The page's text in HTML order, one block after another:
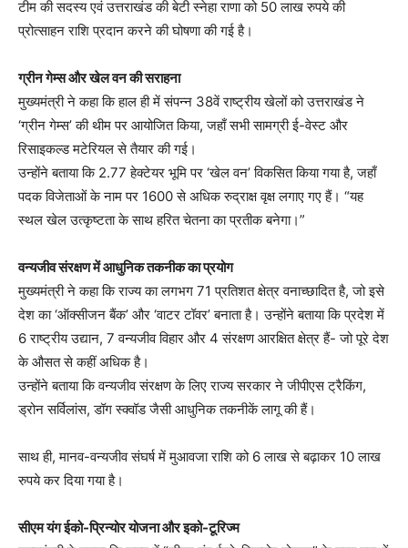
टीम की सदस्य एवं उत्तराखंड की बेटी स्नेहा राणा को 50 लाख रुपये की
प्रोत्साहन राशि प्रदान करने की घोषणा की गई है।
ग्रीन गेम्स और खेल वन की सराहना
मुख्यमंत्री ने कहा कि हाल ही में संपन्न 38वें राष्ट्रीय खेलों को उत्तराखंड ने
‘ग्रीन गेम्स’ की थीम पर आयोजित किया, जहाँ सभी सामग्री ई-वेस्ट और
रिसाइकल्ड मटेरियल से तैयार की गई।
उन्होंने बताया कि 2.77 हेक्टेयर भूमि पर ‘खेल वन’ विकसित किया गया है, जहाँ
पदक विजेताओं के नाम पर 1600 से अधिक रुद्राक्ष वृक्ष लगाए गए हैं। “यह
स्थल खेल उत्कृष्टता के साथ हरित चेतना का प्रतीक बनेगा।”
वन्यजीव संरक्षण में आधुनिक तकनीक का प्रयोग
मुख्यमंत्री ने कहा कि राज्य का लगभग 71 प्रतिशत क्षेत्र वनाच्छादित है, जो इसे
देश का ‘ऑक्सीजन बैंक’ और ‘वाटर टॉवर’ बनाता है। उन्होंने बताया कि प्रदेश में
6 राष्ट्रीय उद्यान, 7 वन्यजीव विहार और 4 संरक्षण आरक्षित क्षेत्र हैं- जो पूरे देश
के औसत से कहीं अधिक है।
उन्होंने बताया कि वन्यजीव संरक्षण के लिए राज्य सरकार ने जीपीएस ट्रैकिंग,
ड्रोन सर्विलांस, डॉग स्क्वॉड जैसी आधुनिक तकनीकें लागू की हैं।
साथ ही, मानव-वन्यजीव संघर्ष में मुआवजा राशि को 6 लाख से बढ़ाकर 10 लाख
रुपये कर दिया गया है।
सीएम यंग ईको-प्रिन्योर योजना और इको-टूरिज्म